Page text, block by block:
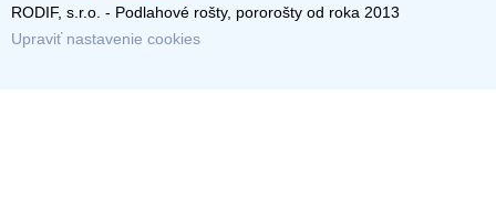
RODIF, s.r.o. - Podlahové rošty, pororošty od roka 2013
Upraviť nastavenie cookies